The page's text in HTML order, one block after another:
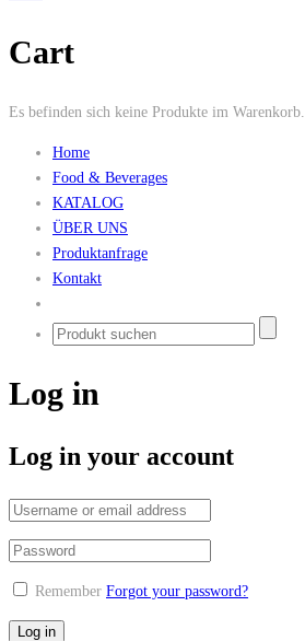
Cart
Es befinden sich keine Produkte im Warenkorb.
Home
Food & Beverages
KATALOG
ÜBER UNS
Produktanfrage
Kontakt
Log in
Log in your account
Remember Forgot your password?